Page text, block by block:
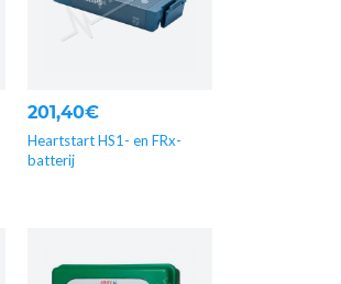
201,40€
Heartstart HS1- en FRx-
batterij